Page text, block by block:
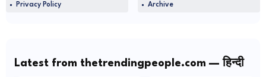
Privacy Policy Archive
Latest from thetrendingpeople.com — हिन्दी